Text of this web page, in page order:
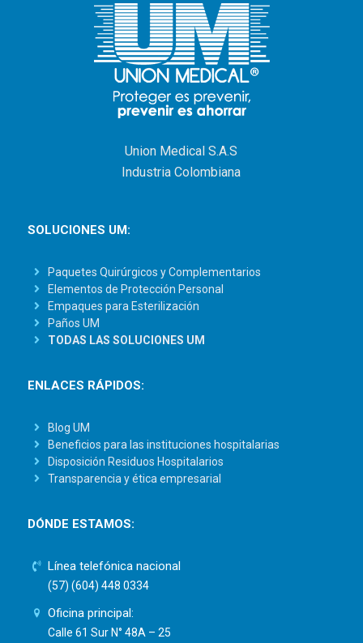
Union Medical S.A.S
Industria Colombiana
SOLUCIONES UM:
Paquetes Quirúrgicos y Complementarios
Elementos de Protección Personal
Empaques para Esterilización
Paños UM
TODAS LAS SOLUCIONES UM
ENLACES RÁPIDOS:
Blog UM
Beneficios para las instituciones hospitalarias
Disposición Residuos Hospitalarios
Transparencia y ética empresarial
DÓNDE ESTAMOS:
Línea telefónica nacional
(57) (604) 448 0334
Oficina principal:
Calle 61 Sur N° 48A – 25